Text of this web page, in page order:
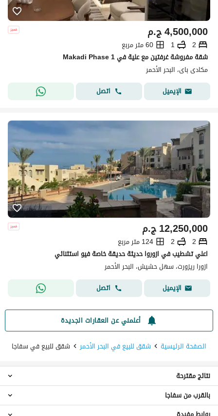
ج.م4,500,000
2
1
60 متر مربع
شقة مفروشة غرفتين مع علية في Makadi Phase 1
مكادى باى، البحر الأحمر
الإيميل
اتصل
ج.م12,250,000
2
2
124 متر مربع
اعلي تشطيب في ازوروا حديثة حديقة خاصة فيو استثنائي
ازورا ريزورت، سهل حشيش، البحر الأحمر
الإيميل
اتصل
أعلمني عن العقارات الجديدة
الصفحة الرئيسية
شقق للبيع في البحر الأحمر شقق للبيع في سفاجا
شقق 2 غرفة نوم للبيع في سفاجا
شاليهات للبيع في سفاجا
نتائج مقترحة
بالقرب من سفاجا